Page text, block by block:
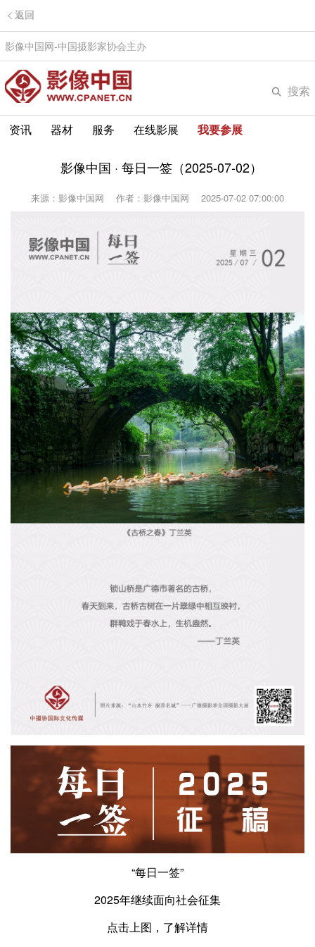
返回
影像中国网-中国摄影家协会主办
搜索
资讯 器材 服务 在线影展 我要参展
影像中国 · 每日一签（2025-07-02）
来源：影像中国网 作者：影像中国网 2025-07-02 07:00:00
“每日一签”
2025年继续面向社会征集
点击上图，了解详情